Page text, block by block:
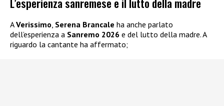
AVerissimo, Serena Brancale ha anche parlato
dell’esperienza a Sanremo 2026 e del lutto della madre. A
riguardo la cantante ha affermato;